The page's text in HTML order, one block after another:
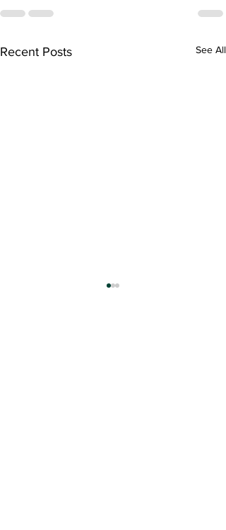
Recent Posts See All